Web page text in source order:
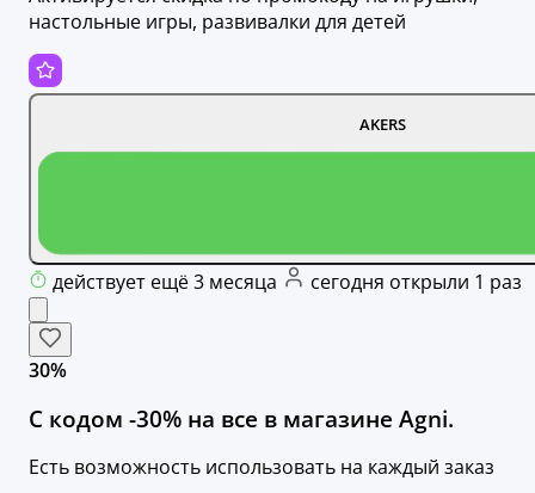
настольные игры, развивалки для детей
AKERS
действует ещё 3 месяца сегодня открыли 1 раз
30%
С кодом -30% на все в магазине Agni.
Есть возможность использовать на каждый заказ